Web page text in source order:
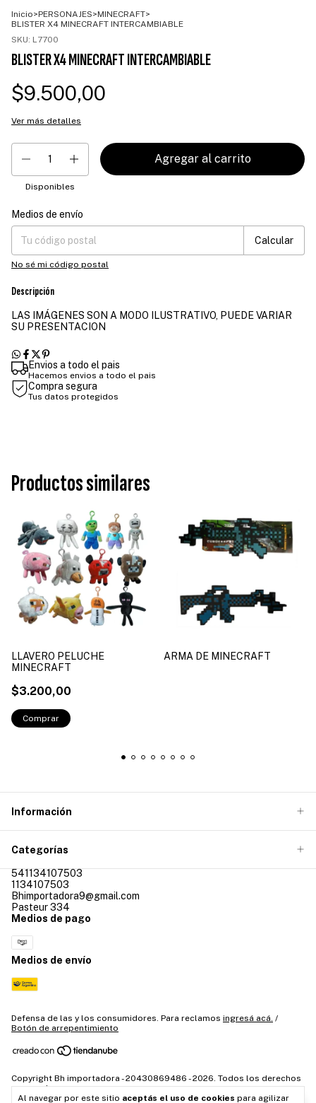
Al navegar por este sitio aceptás el uso de cookies para agilizar
Inicio>PERSONAJES>MINECRAFT>
BLISTER X4 MINECRAFT INTERCAMBIABLE
SKU: L7700
BLISTER X4 MINECRAFT INTERCAMBIABLE
$9.500,00
Ver más detalles
Disponibles
Entregas para el CP:
Medios de envío
Calcular
No sé mi código postal
Descripción
LAS IMÁGENES SON A MODO ILUSTRATIVO, PUEDE VARIAR
SU PRESENTACION
Envios a todo el pais
Hacemos envios a todo el pais
Compra segura
Tus datos protegidos
Productos similares
LLAVERO PELUCHE
MINECRAFT
$3.200,00
ARMA DE MINECRAFT
Información
Categorías
541134107503
1134107503
Bhimportadora9@gmail.com
Pasteur 334
Medios de pago
Medios de envío
Defensa de las y los consumidores. Para reclamos ingresá acá. /
Botón de arrepentimiento
Copyright Bh importadora - 20430869486 - 2026. Todos los derechos
reservados.